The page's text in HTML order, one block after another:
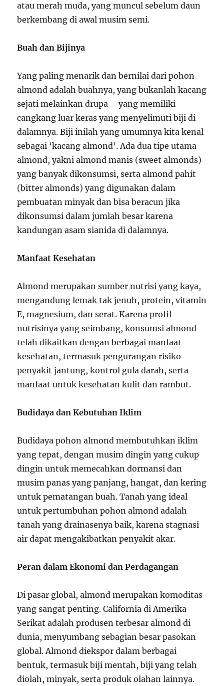
atau merah muda, yang muncul sebelum daun
berkembang di awal musim semi.
Buah dan Bijinya
Yang paling menarik dan bernilai dari pohon
almond adalah buahnya, yang bukanlah kacang
sejati melainkan drupa – yang memiliki
cangkang luar keras yang menyelimuti biji di
dalamnya. Biji inilah yang umumnya kita kenal
sebagai ‘kacang almond’. Ada dua tipe utama
almond, yakni almond manis (sweet almonds)
yang banyak dikonsumsi, serta almond pahit
(bitter almonds) yang digunakan dalam
pembuatan minyak dan bisa beracun jika
dikonsumsi dalam jumlah besar karena
kandungan asam sianida di dalamnya.
Manfaat Kesehatan
Almond merupakan sumber nutrisi yang kaya,
mengandung lemak tak jenuh, protein, vitamin
E, magnesium, dan serat. Karena profil
nutrisinya yang seimbang, konsumsi almond
telah dikaitkan dengan berbagai manfaat
kesehatan, termasuk pengurangan risiko
penyakit jantung, kontrol gula darah, serta
manfaat untuk kesehatan kulit dan rambut.
Budidaya dan Kebutuhan Iklim
Budidaya pohon almond membutuhkan iklim
yang tepat, dengan musim dingin yang cukup
dingin untuk memecahkan dormansi dan
musim panas yang panjang, hangat, dan kering
untuk pematangan buah. Tanah yang ideal
untuk pertumbuhan pohon almond adalah
tanah yang drainasenya baik, karena stagnasi
air dapat mengakibatkan penyakit akar.
Peran dalam Ekonomi dan Perdagangan
Di pasar global, almond merupakan komoditas
yang sangat penting. California di Amerika
Serikat adalah produsen terbesar almond di
dunia, menyumbang sebagian besar pasokan
global. Almond diekspor dalam berbagai
bentuk, termasuk biji mentah, biji yang telah
diolah, minyak, serta produk olahan lainnya.